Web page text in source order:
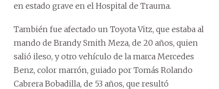
en estado grave en el Hospital de Trauma.
También fue afectado un Toyota Vitz, que estaba al
mando de Brandy Smith Meza, de 20 años, quien
salió ileso, y otro vehículo de la marca Mercedes
Benz, color marrón, guiado por Tomás Rolando
Cabrera Bobadilla, de 53 años, que resultó